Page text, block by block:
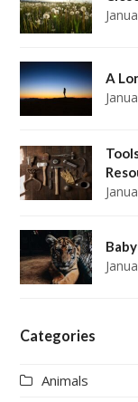
A
Categories
Animals